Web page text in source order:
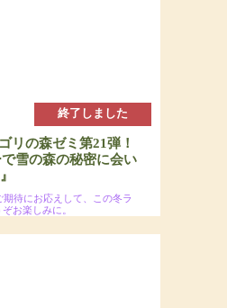
終了しました
リの森ゼミ第21弾！
で雪の森の秘密に会い
待にお応えして、この冬ラ
お楽しみに。